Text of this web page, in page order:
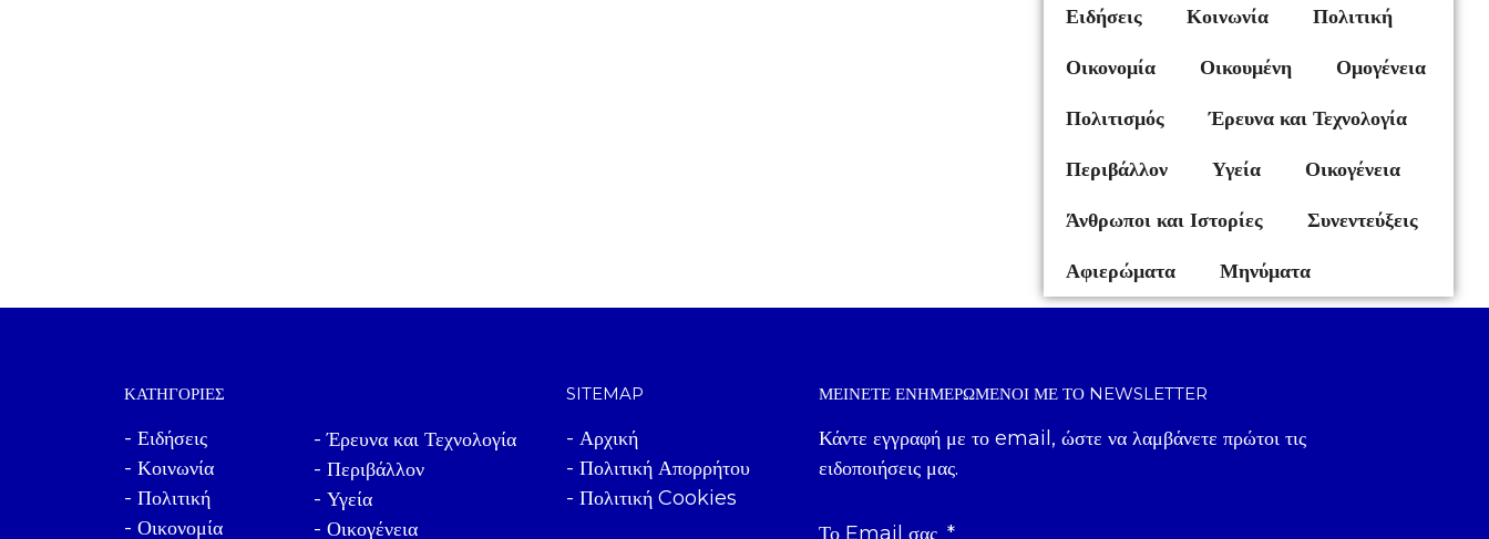
Ειδήσεις Κοινωνία Πολιτική
Οικονομία Οικουμένη Ομογένεια
Πολιτισμός Έρευνα και Τεχνολογία
Περιβάλλον Υγεία Οικογένεια
Άνθρωποι και Ιστορίες Συνεντεύξεις
Αφιερώματα Μηνύματα
ΚΑΤΗΓΟΡΊΕΣ
- Ειδήσεις
- Κοινωνία
- Πολιτική
- Οικονομία
- Έρευνα και Τεχνολογία
- Περιβάλλον
- Υγεία
- Οικογένεια
SITEMAP
- Αρχική
- Πολιτική Απορρήτου
- Πολιτική Cookies
ΜΕΊΝΕΤΕ ΕΝΗΜΕΡΩΜΈΝΟΙ ΜΕ ΤΟ NEWSLETTER
Κάντε εγγραφή με το email, ώστε να λαμβάνετε πρώτοι τις
ειδοποιήσεις μας.
Το Email σας